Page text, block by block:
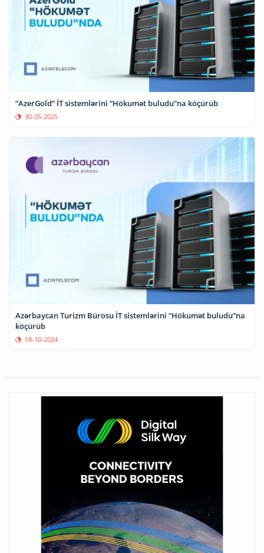
“AzerGold” İT sistemlərini “Hökumət buludu”na köçürüb
30-05-2025
Azərbaycan Turizm Bürosu İT sistemlərini “Hökumət buludu”na
köçürüb
18-10-2024